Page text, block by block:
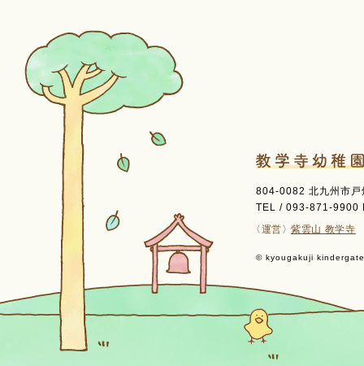
804-0082 北九州市
TEL / 093-871-9900
〈運営〉紫雲山 教学寺
© kyougakuji